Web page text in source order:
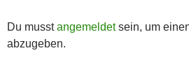
Du musstangemeldetsein, um
abzugeben.